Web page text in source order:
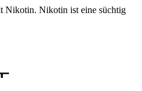
Nikotin. Nikotin ist eine süchtig